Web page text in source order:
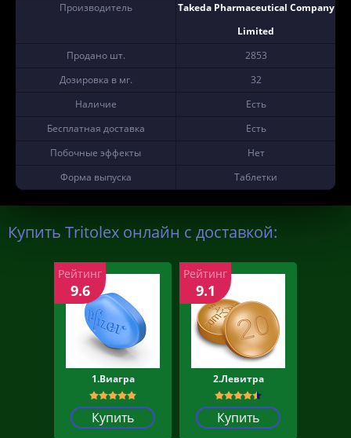
Производитель
Takeda Pharmaceutical Company
Limited
Продано шт.
2853
Дозировка в мг.
32
Наличие
Есть
Бесплатная доставка
Есть
Побочные эффекты
Нет
Форма выпуска
Таблетки
Купить Tritolex онлайн с доставкой:
1.Виагра
Купить
Рейтинг
9.6
2.Левитра
Купить
Рейтинг
9.1